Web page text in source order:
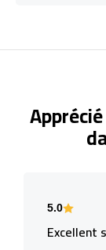
5.0
Excellent